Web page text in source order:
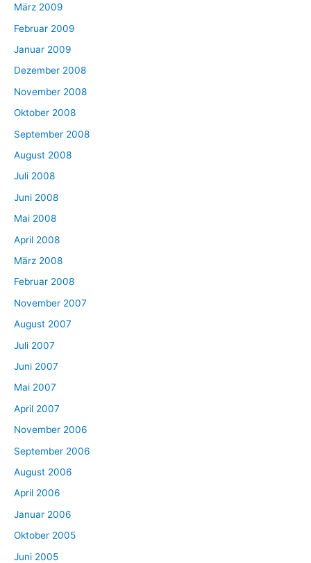
März 2009
Februar 2009
Januar 2009
Dezember 2008
November 2008
Oktober 2008
September 2008
August 2008
Juli 2008
Juni 2008
Mai 2008
April 2008
März 2008
Februar 2008
November 2007
August 2007
Juli 2007
Juni 2007
Mai 2007
April 2007
November 2006
September 2006
August 2006
April 2006
Januar 2006
Oktober 2005
Juni 2005